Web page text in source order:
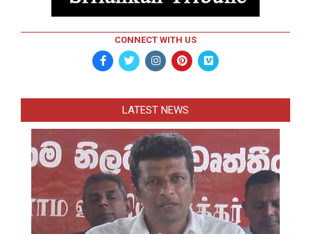
CONNECT WITH US
LATEST NEWS